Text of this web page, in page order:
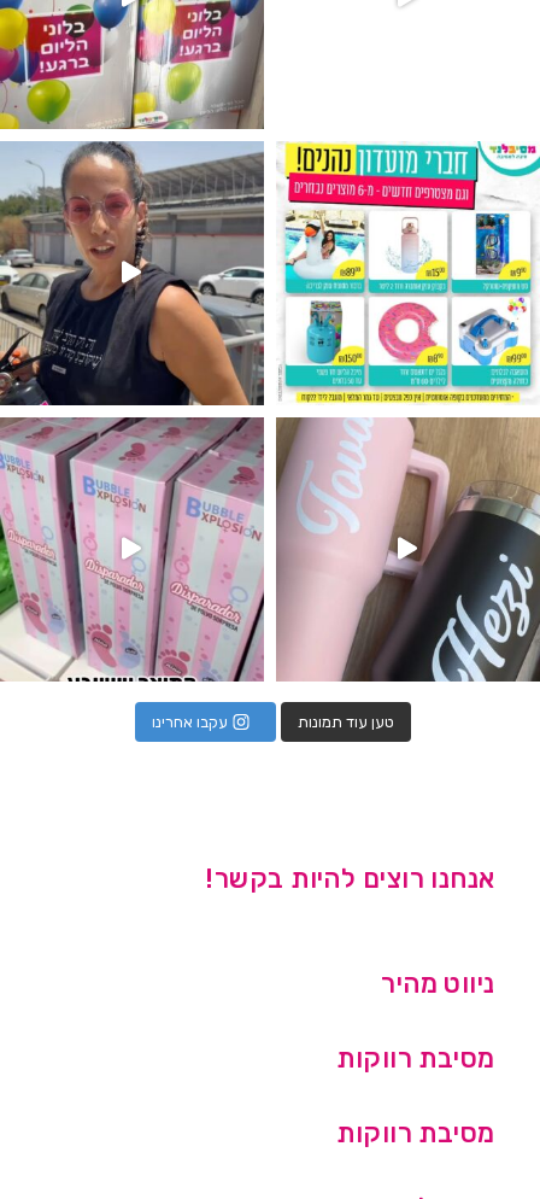
מין העובר רק במסיבלנד !! קיים
מטף לגילוי מין העובר חזר למלא
טען עוד תמונות עקבו אחרינו
אנחנו רוצים להיות בקשר!
ניווט מהיר
מסיבת רווקות
מסיבת רווקות